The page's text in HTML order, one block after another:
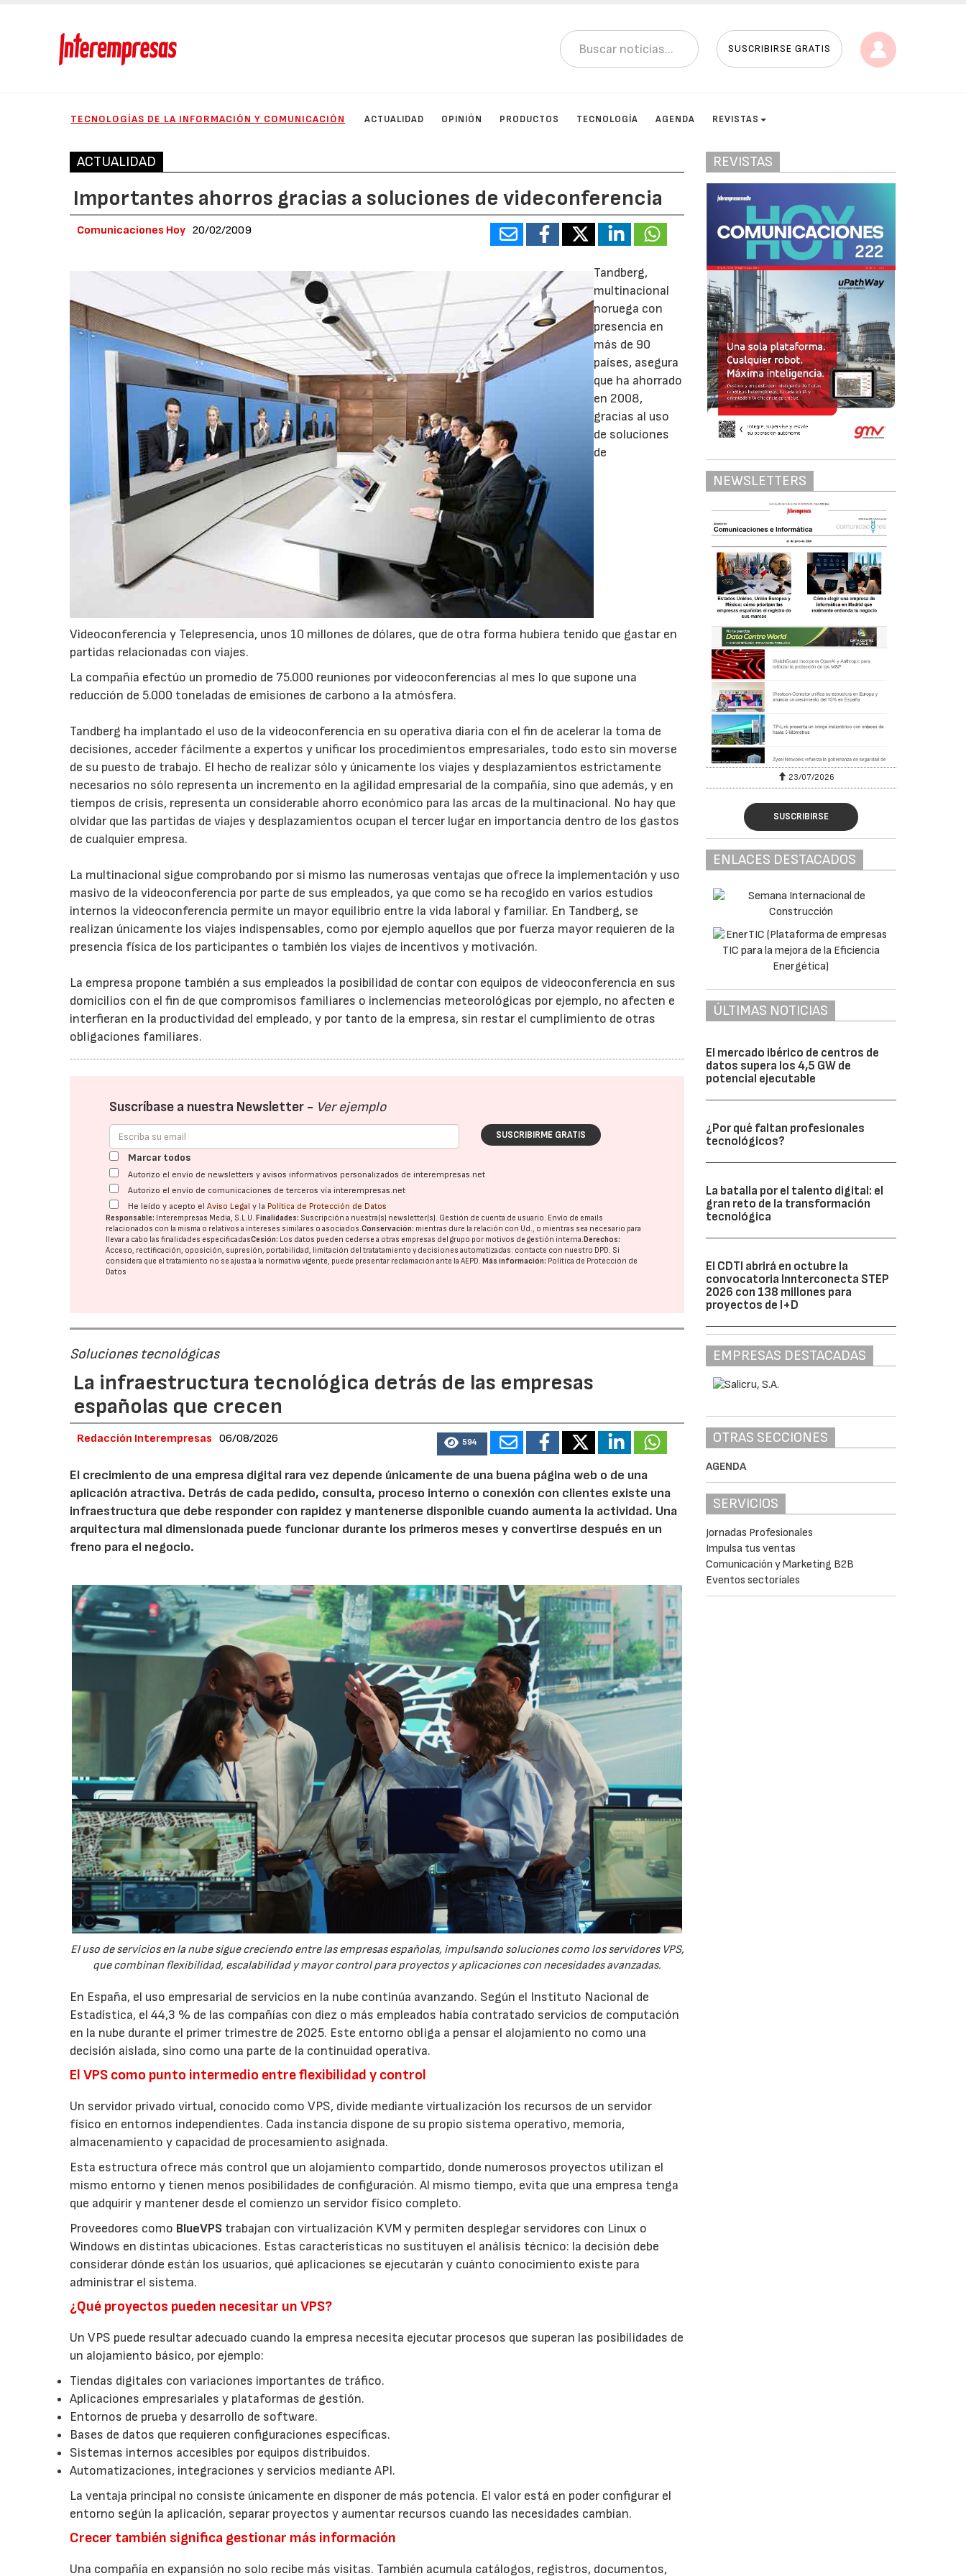
SUSCRIBIRSE GRATIS
TECNOLOGÍAS DE LA INFORMACIÓN Y COMUNICACIÓN ACTUALIDAD OPINIÓN PRODUCTOS TECNOLOGÍA AGENDA REVISTAS
ACTUALIDAD
Importantes ahorros gracias a soluciones de videconferencia
Comunicaciones Hoy 20/02/2009
Tandberg,
multinacional
noruega con
presencia en
más de 90
países, asegura
que ha ahorrado
en 2008,
gracias al uso
de soluciones
de
Videoconferencia y Telepresencia, unos 10 millones de dólares, que de otra forma hubiera tenido que gastar en
partidas relacionadas con viajes.
La compañía efectúo un promedio de 75.000 reuniones por videoconferencias al mes lo que supone una
reducción de 5.000 toneladas de emisiones de carbono a la atmósfera.
Tandberg ha implantado el uso de la videoconferencia en su operativa diaria con el fin de acelerar la toma de
decisiones, acceder fácilmente a expertos y unificar los procedimientos empresariales, todo esto sin moverse
de su puesto de trabajo. El hecho de realizar sólo y únicamente los viajes y desplazamientos estrictamente
necesarios no sólo representa un incremento en la agilidad empresarial de la compañía, sino que además, y en
tiempos de crisis, representa un considerable ahorro económico para las arcas de la multinacional. No hay que
olvidar que las partidas de viajes y desplazamientos ocupan el tercer lugar en importancia dentro de los gastos
de cualquier empresa.
La multinacional sigue comprobando por si mismo las numerosas ventajas que ofrece la implementación y uso
masivo de la videoconferencia por parte de sus empleados, ya que como se ha recogido en varios estudios
internos la videoconferencia permite un mayor equilibrio entre la vida laboral y familiar. En Tandberg, se
realizan únicamente los viajes indispensables, como por ejemplo aquellos que por fuerza mayor requieren de la
presencia física de los participantes o también los viajes de incentivos y motivación.
La empresa propone también a sus empleados la posibilidad de contar con equipos de videoconferencia en sus
domicilios con el fin de que compromisos familiares o inclemencias meteorológicas por ejemplo, no afecten e
interfieran en la productividad del empleado, y por tanto de la empresa, sin restar el cumplimiento de otras
obligaciones familiares.
Suscríbase a nuestra Newsletter - Ver ejemplo
SUSCRIBIRME GRATIS
Marcar todos
Autorizo el envío de newsletters y avisos informativos personalizados de interempresas.net
Autorizo el envío de comunicaciones de terceros vía interempresas.net
He leído y acepto elAviso Legal y la Política de Protección de Datos
Responsable: Interempresas Media, S.L.U. Finalidades: Suscripción a nuestra(s) newsletter(s). Gestión de cuenta de usuario. Envío de emails
relacionados con la misma o relativos a intereses similares o asociados.Conservación: mientras dure la relación con Ud., o mientras sea necesario para
llevar a cabo las finalidades especificadasCesión: Los datos pueden cederse a otras empresas del grupo por motivos de gestión interna. Derechos:
Acceso, rectificación, oposición, supresión, portabilidad, limitación del tratatamiento y decisiones automatizadas: contacte con nuestro DPD. Si
considera que el tratamiento no se ajusta a la normativa vigente, puede presentar reclamación ante laAEPD. Más información: Política de Protección de
Datos
Soluciones tecnológicas
La infraestructura tecnológica detrás de las empresas
españolas que crecen
Redacción Interempresas 06/08/2026 594
El crecimiento de una empresa digital rara vez depende únicamente de una buena página web o de una
aplicación atractiva. Detrás de cada pedido, consulta, proceso interno o conexión con clientes existe una
infraestructura que debe responder con rapidez y mantenerse disponible cuando aumenta la actividad. Una
arquitectura mal dimensionada puede funcionar durante los primeros meses y convertirse después en un
freno para el negocio.
El uso de servicios en la nube sigue creciendo entre las empresas españolas, impulsando soluciones como los servidores VPS,
que combinan flexibilidad, escalabilidad y mayor control para proyectos y aplicaciones con necesidades avanzadas.
En España, el uso empresarial de servicios en la nube continúa avanzando. Según el Instituto Nacional de
Estadística, el 44,3 % de las compañías con diez o más empleados había contratado servicios de computación
en la nube durante el primer trimestre de 2025. Este entorno obliga a pensar el alojamiento no como una
decisión aislada, sino como una parte de la continuidad operativa.
El VPS como punto intermedio entre flexibilidad y control
Un servidor privado virtual, conocido como VPS, divide mediante virtualización los recursos de un servidor
físico en entornos independientes. Cada instancia dispone de su propio sistema operativo, memoria,
almacenamiento y capacidad de procesamiento asignada.
Esta estructura ofrece más control que un alojamiento compartido, donde numerosos proyectos utilizan el
mismo entorno y tienen menos posibilidades de configuración. Al mismo tiempo, evita que una empresa tenga
que adquirir y mantener desde el comienzo un servidor físico completo.
Proveedores como BlueVPS trabajan con virtualización KVM y permiten desplegar servidores con Linux o
Windows en distintas ubicaciones. Estas características no sustituyen el análisis técnico: la decisión debe
considerar dónde están los usuarios, qué aplicaciones se ejecutarán y cuánto conocimiento existe para
administrar el sistema.
¿Qué proyectos pueden necesitar un VPS?
Un VPS puede resultar adecuado cuando la empresa necesita ejecutar procesos que superan las posibilidades de
un alojamiento básico, por ejemplo:
Tiendas digitales con variaciones importantes de tráfico.
Aplicaciones empresariales y plataformas de gestión.
Entornos de prueba y desarrollo de software.
Bases de datos que requieren configuraciones específicas.
Sistemas internos accesibles por equipos distribuidos.
Automatizaciones, integraciones y servicios mediante API.
La ventaja principal no consiste únicamente en disponer de más potencia. El valor está en poder configurar el
entorno según la aplicación, separar proyectos y aumentar recursos cuando las necesidades cambian.
Crecer también significa gestionar más información
Una compañía en expansión no solo recibe más visitas. También acumula catálogos, registros, documentos,
REVISTAS
NEWSLETTERS
23/07/2026
SUSCRIBIRSE
ENLACES DESTACADOS
ÚLTIMAS NOTICIAS
El mercado ibérico de centros de
datos supera los 4,5 GW de
potencial ejecutable
¿Por qué faltan profesionales
tecnológicos?
La batalla por el talento digital: el
gran reto de la transformación
tecnológica
El CDTI abrirá en octubre la
convocatoria Innterconecta STEP
2026 con 138 millones para
proyectos de I+D
EMPRESAS DESTACADAS
OTRAS SECCIONES
AGENDA
SERVICIOS
Jornadas Profesionales
Impulsa tus ventas
Comunicación y Marketing B2B
Eventos sectoriales